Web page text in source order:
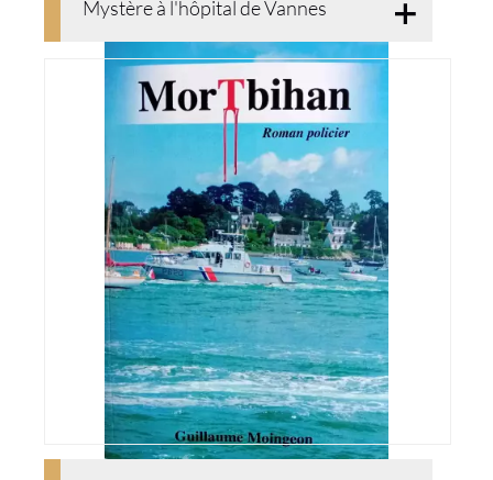
Mystère à l'hôpital de Vannes